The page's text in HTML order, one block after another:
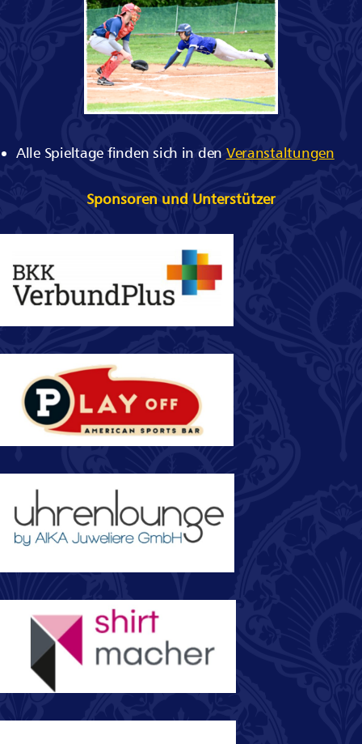
Alle Spieltage finden sich in den Veranstaltungen
Sponsoren und Unterstützer